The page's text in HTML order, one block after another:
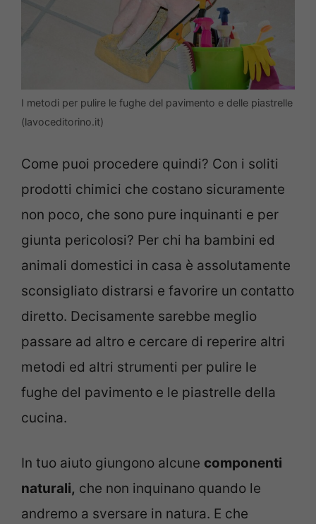
I metodi per pulire le fughe del pavimento e delle piastrelle
(lavoceditorino.it)
Come puoi procedere quindi? Con i soliti
prodotti chimici che costano sicuramente
non poco, che sono pure inquinanti e per
giunta pericolosi? Per chi ha bambini ed
animali domestici in casa è assolutamente
sconsigliato distrarsi e favorire un contatto
diretto. Decisamente sarebbe meglio
passare ad altro e cercare di reperire altri
metodi ed altri strumenti per pulire le
fughe del pavimento e le piastrelle della
cucina.
In tuo aiuto giungono alcune componenti
naturali, che non inquinano quando le
andremo a sversare in natura. E che